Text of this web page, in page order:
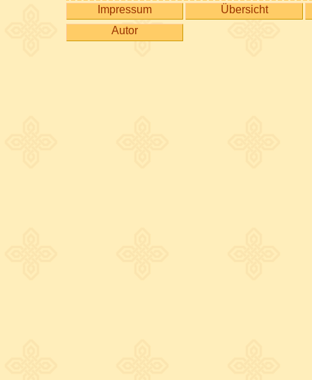
Impressum
Übersicht
Autor